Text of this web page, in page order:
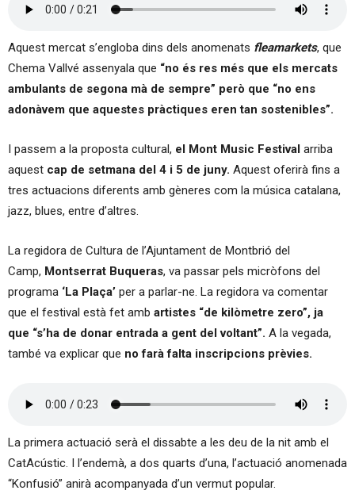
Aquest mercat s’engloba dins dels anomenats fleamarkets, que
Chema Vallvé assenyala que “no és res més que els mercats
ambulants de segona mà de sempre” però que “no ens
adonàvem que aquestes pràctiques eren tan sostenibles”.
I passem a la proposta cultural, el Mont Music Festival arriba
aquest cap de setmana del 4 i 5 de juny. Aquest oferirà fins a
tres actuacions diferents amb gèneres com la música catalana,
jazz, blues, entre d’altres.
La regidora de Cultura de l’Ajuntament de Montbrió del
Camp, Montserrat Buqueras, va passar pels micròfons del
programa ‘La Plaça’ per a parlar-ne. La regidora va comentar
que el festival està fet amb artistes “de kilòmetre zero”, ja
que “s’ha de donar entrada a gent del voltant”. A la vegada,
també va explicar que no farà falta inscripcions prèvies.
La primera actuació serà el dissabte a les deu de la nit amb el
CatAcústic. I l’endemà, a dos quarts d’una, l’actuació anomenada
“Konfusió” anirà acompanyada d’un vermut popular.